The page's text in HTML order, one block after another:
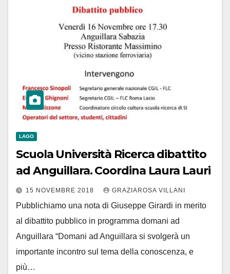
LAGO
Scuola Università Ricerca dibattito
ad Anguillara. Coordina Laura Lauri
15 NOVEMBRE 2018 GRAZIAROSA VILLANI
Pubblichiamo una nota di Giuseppe Girardi in merito
al dibattito pubblico in programma domani ad
Anguillara “Domani ad Anguillara si svolgerà un
importante incontro sul tema della conoscenza, e
più…